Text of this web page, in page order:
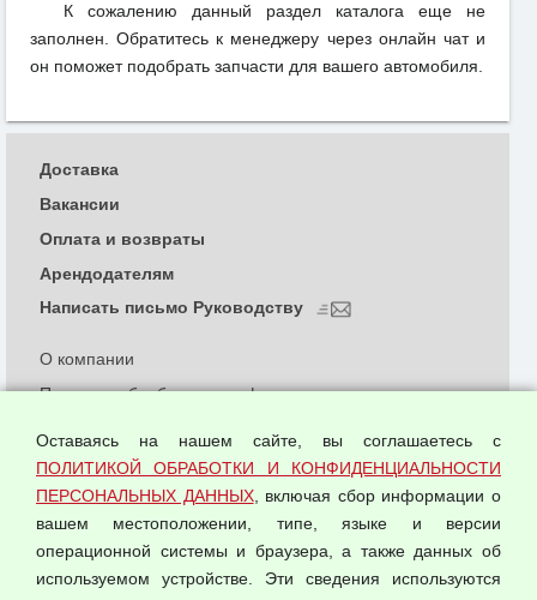
К сожалению данный раздел каталога еще не
заполнен. Обратитесь к менеджеру через онлайн чат и
он поможет подобрать запчасти для вашего автомобиля.
О компании
Политика обработки и конфиденциальности
Согласием на обработку персональных данных
Оферта оптовой купли-продажи
Публичная оферта
Доставка
Вакансии
Оплата и возвраты
Арендодателям
Написать письмо Руководству
Оставаясь на нашем сайте, вы соглашаетесь с
ПОЛИТИКОЙ ОБРАБОТКИ И КОНФИДЕНЦИАЛЬНОСТИ
ПЕРСОНАЛЬНЫХ ДАННЫХ, включая сбор информации о
вашем местоположении, типе, языке и версии
операционной системы и браузера, а также данных об
используемом устройстве. Эти сведения используются